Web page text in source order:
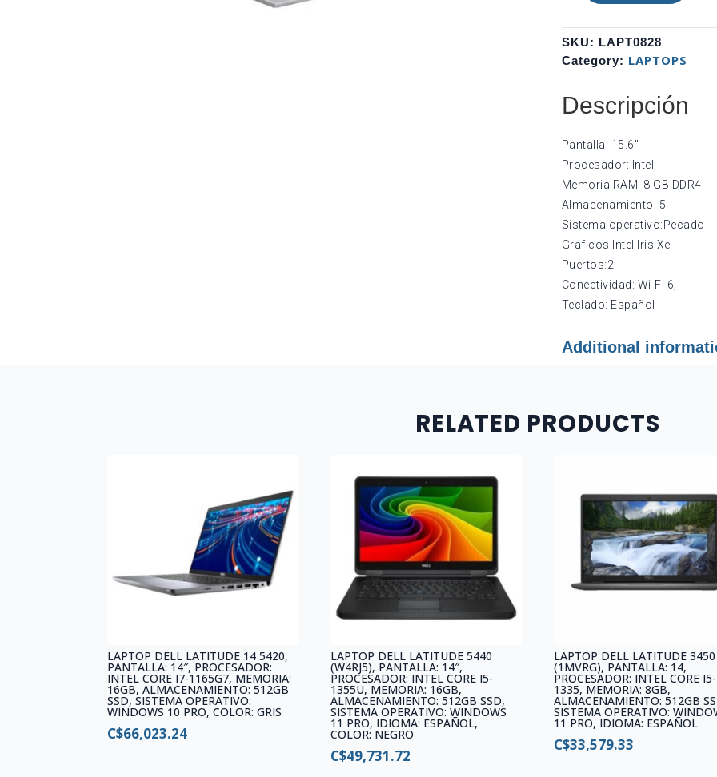
X1504ZA-
NJ246
-
PANTALLA:
PROCESADOR:
1235U,
RAM:
SSD:
512GB,
SO:
SIN
SISTEMA
OPERATIVO,
COLOR:
NP:
SKU: LAPT0828
Category: LAPTOPS
Descripción
Pantalla: 15.6″
Procesador: Intel
Memoria RAM: 8 GB DDR4
Almacenamiento: 5
Sistema operativo:Pecado
Gráficos:Intel Iris Xe
Puertos:2
Conectividad: Wi-Fi 6,
Teclado: Español
Additional
RELATED PRODUCTS
LAPTOP DELL LATITUDE 14 5420,
PANTALLA: 14″, PROCESADOR:
INTEL CORE I7-1165G7, MEMORIA:
16GB, ALMACENAMIENTO: 512GB
SSD, SISTEMA OPERATIVO:
WINDOWS 10 PRO, COLOR: GRIS
C$66,023.24
LAPTOP DELL LATITUDE 5440
(W4RJ5), PANTALLA: 14″,
PROCESADOR: INTEL CORE I5-
1355U, MEMORIA: 16GB,
ALMACENAMIENTO: 512GB SSD,
SISTEMA OPERATIVO: WINDOWS
11 PRO, IDIOMA: ESPAÑOL,
COLOR: NEGRO
C$49,731.72
LAPTOP DELL LATITUDE 3450
(1MVRG), PANTALLA: 14,
PROCESADOR: INTEL CORE I5-
1335, MEMORIA: 8GB,
ALMACENAMIENTO: 512GB
SISTEMA OPERATIVO:
11 PRO, IDIOMA: ESPAÑOL
C$33,579.33